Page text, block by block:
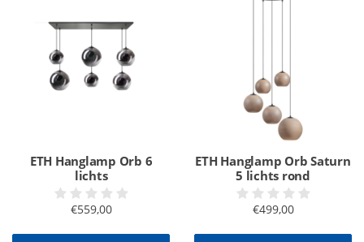
ETH Hanglamp Orb 6
lichts
€559,00
ETH Hanglamp Orb Saturn
5 lichts rond
€499,00